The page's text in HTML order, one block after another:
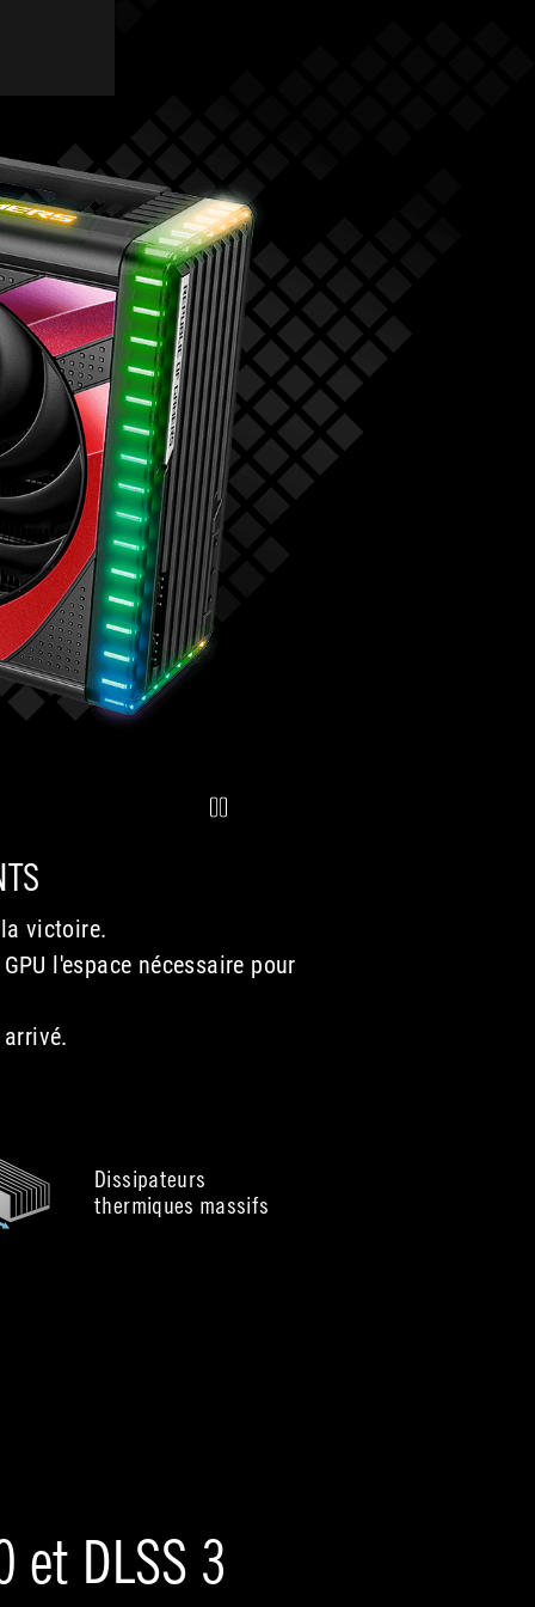
victoire.
l'espace nécessaire pour
Dissipateurs
thermiques massifs
et DLSS 3